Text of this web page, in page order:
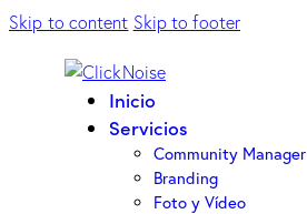
Skip to content Skip to footer
Inicio
Servicios
Community Manager
Branding
Foto y Vídeo